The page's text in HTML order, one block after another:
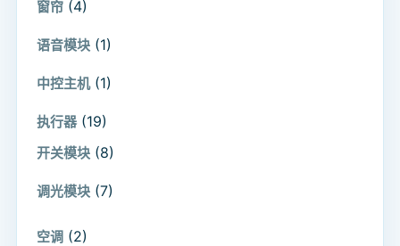
窗帘 (4)
语音模块 (1)
中控主机 (1)
执行器 (19)
开关模块 (8)
调光模块 (7)
空调 (2)